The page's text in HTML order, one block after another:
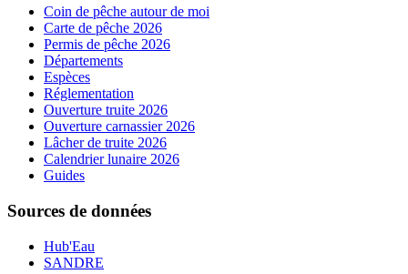
Coin de pêche autour de moi
Carte de pêche 2026
Permis de pêche 2026
Départements
Espèces
Réglementation
Ouverture truite 2026
Ouverture carnassier 2026
Lâcher de truite 2026
Calendrier lunaire 2026
Guides
Sources de données
Hub'Eau
SANDRE